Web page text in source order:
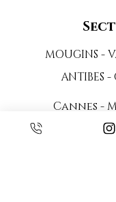
MOUGINS -
ANTIBES -
Cannes -
Saint